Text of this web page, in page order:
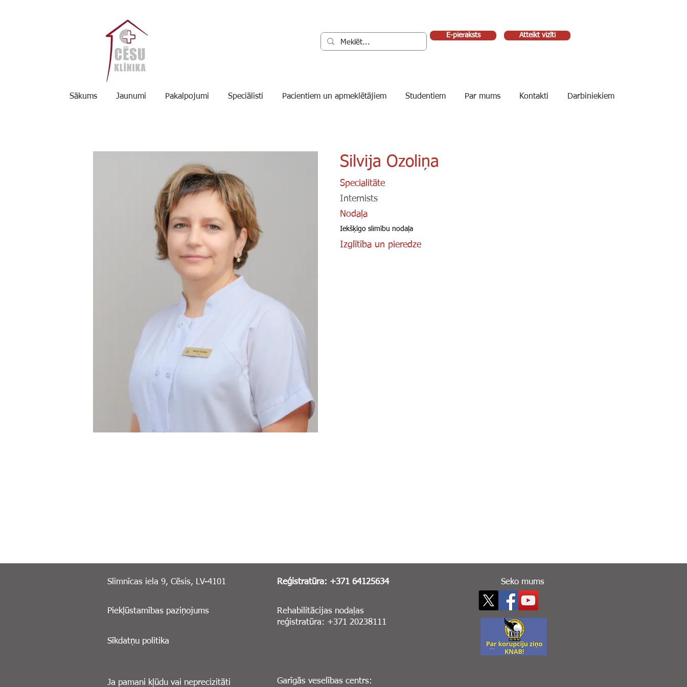
E-pieraksts Atteikt vizīti
Sākums Jaunumi Pakalpojumi Speciālisti Pacientiem un apmeklētājiem Studentiem Par mums Kontakti Darbiniekiem
Silvija Ozoliņa
Specialitāte
Internists
Nodaļa
Iekšķīgo slimību nodaļa
Izglītība un pieredze
Slimnīcas iela 9, Cēsis, LV-4101 Reģistratūra: +371 64125634
Piekļūstamības paziņojums
Sīkdatņu politika
Rehabilitācijas nodaļas
reģistratūra: +371 20238111
Ja pamani kļūdu vai neprecizitāti Garīgās veselības centrs:
Seko mums